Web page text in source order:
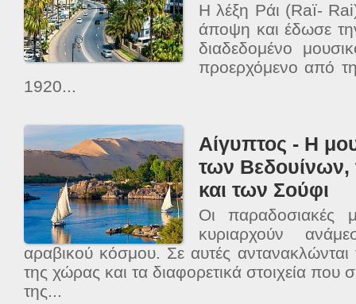
Η λέξη Ράι (Raï-
άποψη και έδωσε
διαδεδομένο
προερχόμενο από
1920...
Αίγυπτος - Η
των
και των Σούφι
Οι παραδοσιακές
κυριαρχούν
αραβικού κόσμου. Σε αυτές
της χώρας και τα διαφορετικά στοιχεία που
της...